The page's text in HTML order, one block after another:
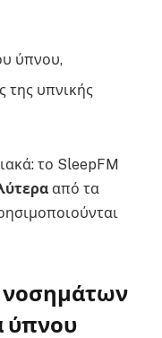
ύπνου,
της υπνικής
το SleepFM
από τα
ύπνου